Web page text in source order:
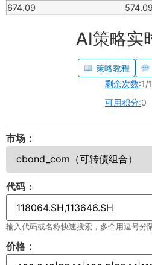
674.09
574.09
AI策略实
策略教程
剩余次数:1/1
可用积分:0
市场：
代码：
输入代码或名称快速搜索，多个用逗号分
价格：